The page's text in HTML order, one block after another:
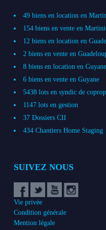
49 biens en location en
154 biens en vente en
12 biens en location en
2 biens en vente en
8 biens en location en Guyane
6 biens en vente en Guyane
5438 lots en syndic de
1147 lots en gestion
37 Dossiers CII
434 Chantiers Home Staging
SUIVEZ NOUS
Vie privée
Condition générale
Mention légale